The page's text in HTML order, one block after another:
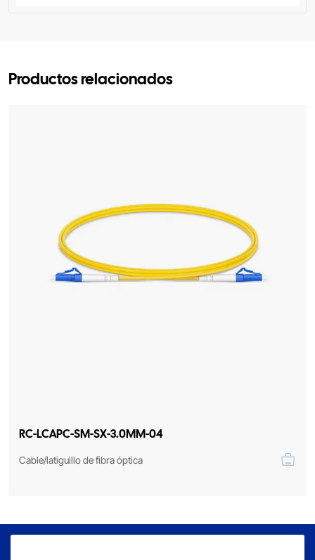
Productos relacionados
RC-LCAPC-SM-SX-3.0MM-04
Cable/latiguillo de fibra óptica